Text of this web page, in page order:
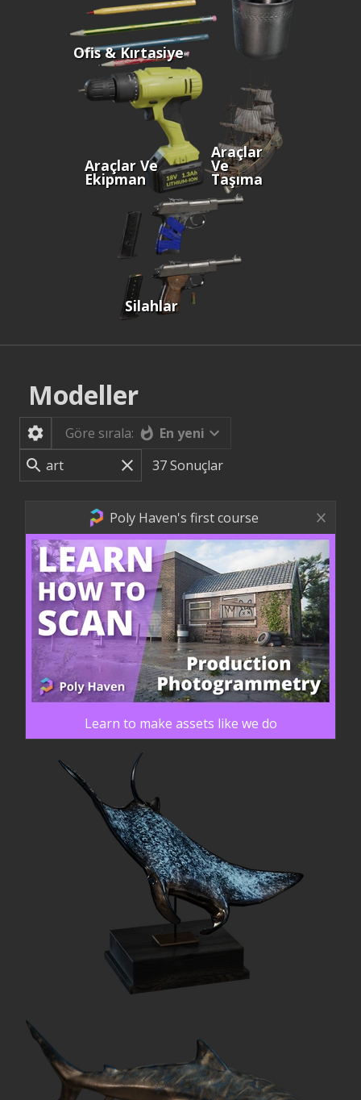
Ofis & Kırtasiye
Araçlar Ve
Ekipman
Araçlar
Ve
Taşıma
Silahlar
Modeller
Göre sırala:
En yeni
37 Sonuçlar
Poly Haven's first course
Learn to make assets like we do